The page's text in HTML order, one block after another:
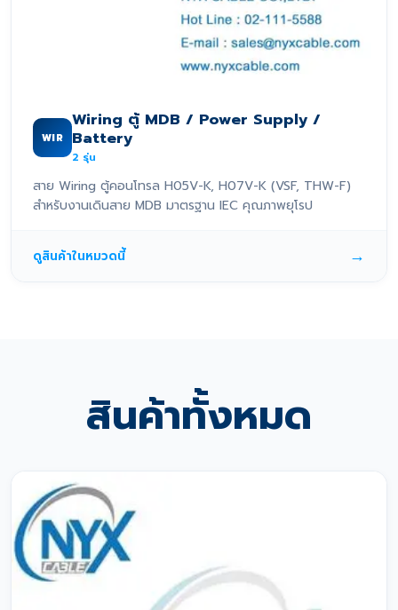
WIR
Wiring ตู้ MDB / Power Supply /
Battery
2 รุ่น
สาย Wiring ตู้คอนโทรล H05V-K, H07V-K (VSF, THW-F)
สำหรับงานเดินสาย MDB มาตรฐาน IEC คุณภาพยุโรป
ดูสินค้าในหมวดนี้ →
สินค้าทั้งหมด